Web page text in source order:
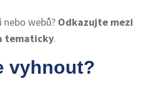
webů? Odkazujte mezi
tematicky.
vyhnout?